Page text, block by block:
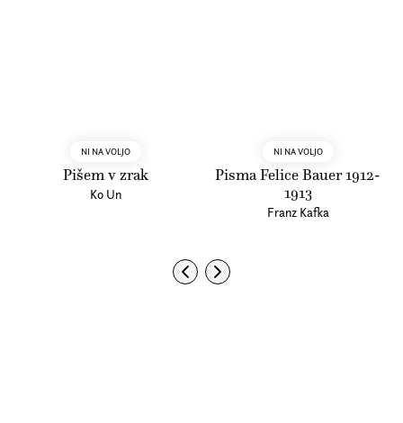
NI NA VOLJO
Pišem v zrak
Ko Un
NI NA VOLJO
Pisma Felice Bauer 1912-
1913
Franz Kafka